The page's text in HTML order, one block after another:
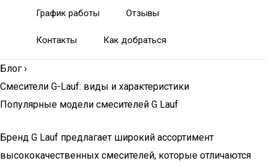
График работы Отзывы
Контакты Как добраться
Блог ›
Смесители G-Lauf: виды и характеристики
Популярные модели смесителей G Lauf
Бренд G Lauf предлагает широкий ассортимент
высококачественных смесителей, которые отличаются